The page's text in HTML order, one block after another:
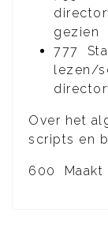
gezien
777
lezen/
Over het
scripts en
600 Maakt